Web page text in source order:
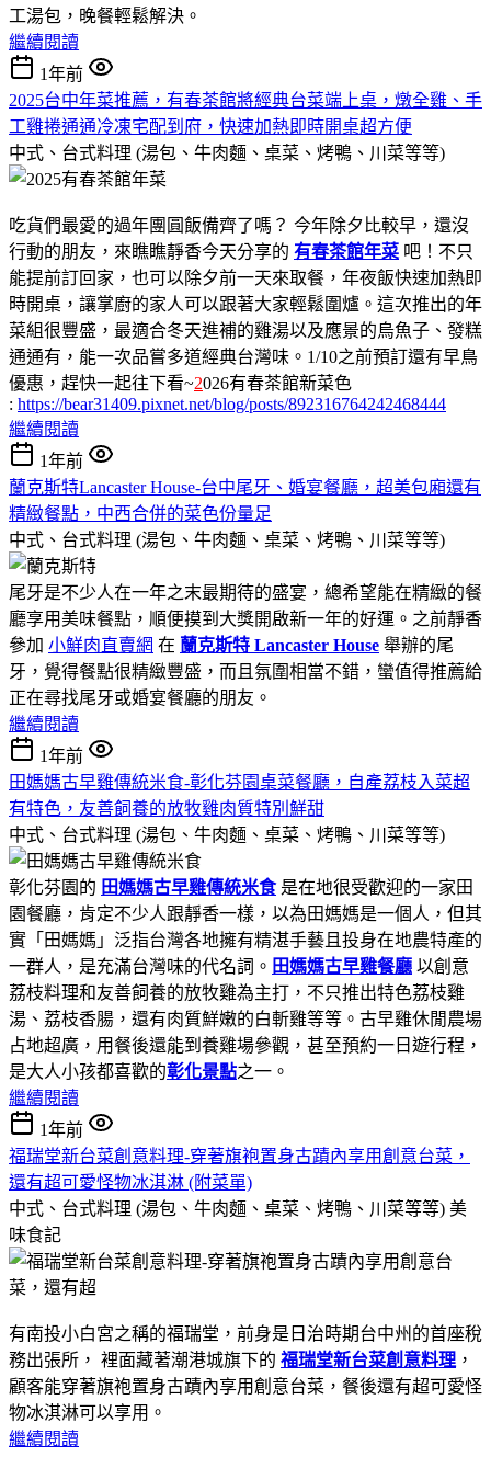
工湯包，晚餐輕鬆解決。
繼續閱讀
1年前
2025台中年菜推薦，有春茶館將經典台菜端上桌，燉全雞、手
工雞捲通通冷凍宅配到府，快速加熱即時開桌超方便
中式、台式料理 (湯包、牛肉麵、桌菜、烤鴨、川菜等等)
吃貨們最愛的過年團圓飯備齊了嗎？ 今年除夕比較早，還沒
行動的朋友，來瞧瞧靜香今天分享的 有春茶館年菜 吧！不只
能提前訂回家，也可以除夕前一天來取餐，年夜飯快速加熱即
時開桌，讓掌廚的家人可以跟著大家輕鬆圍爐。這次推出的年
菜組很豐盛，最適合冬天進補的雞湯以及應景的烏魚子、發糕
通通有，能一次品嘗多道經典台灣味。1/10之前預訂還有早鳥
優惠，趕快一起往下看~2026有春茶館新菜色
: https://bear31409.pixnet.net/blog/posts/892316764242468444
繼續閱讀
1年前
蘭克斯特Lancaster House-台中尾牙、婚宴餐廳，超美包廂還有
精緻餐點，中西合併的菜色份量足
中式、台式料理 (湯包、牛肉麵、桌菜、烤鴨、川菜等等)
尾牙是不少人在一年之末最期待的盛宴，總希望能在精緻的餐
廳享用美味餐點，順便摸到大獎開啟新一年的好運。之前靜香
參加 小鮮肉直賣網 在 蘭克斯特 Lancaster House 舉辦的尾
牙，覺得餐點很精緻豐盛，而且氛圍相當不錯，蠻值得推薦給
正在尋找尾牙或婚宴餐廳的朋友。
繼續閱讀
1年前
田媽媽古早雞傳統米食-彰化芬園桌菜餐廳，自產荔枝入菜超
有特色，友善飼養的放牧雞肉質特別鮮甜
中式、台式料理 (湯包、牛肉麵、桌菜、烤鴨、川菜等等)
彰化芬園的 田媽媽古早雞傳統米食是在地很受歡迎的一家田
園餐廳，肯定不少人跟靜香一樣，以為田媽媽是一個人，但其
實「田媽媽」泛指台灣各地擁有精湛手藝且投身在地農特產的
一群人，是充滿台灣味的代名詞。 田媽媽古早雞餐廳 以創意
荔枝料理和友善飼養的放牧雞為主打，不只推出特色荔枝雞
湯、荔枝香腸，還有肉質鮮嫩的白斬雞等等。古早雞休閒農場
占地超廣，用餐後還能到養雞場參觀，甚至預約一日遊行程，
是大人小孩都喜歡的彰化景點之一。
繼續閱讀
1年前
福瑞堂新台菜創意料理-穿著旗袍置身古蹟內享用創意台菜，
還有超可愛怪物冰淇淋 (附菜單)
中式、台式料理 (湯包、牛肉麵、桌菜、烤鴨、川菜等等) 美
味食記
有南投小白宮之稱的福瑞堂，前身是日治時期台中州的首座稅
務出張所， 裡面藏著潮港城旗下的 福瑞堂新台菜創意料理 ，
顧客能穿著旗袍置身古蹟內享用創意台菜，餐後還有超可愛怪
物冰淇淋可以享用。
繼續閱讀